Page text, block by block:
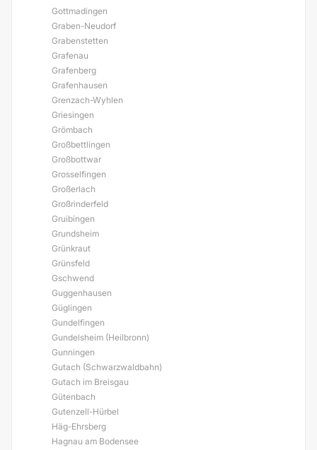
Gottmadingen
Graben-Neudorf
Grabenstetten
Grafenau
Grafenberg
Grafenhausen
Grenzach-Wyhlen
Griesingen
Grömbach
Großbettlingen
Großbottwar
Grosselfingen
Großerlach
Großrinderfeld
Gruibingen
Grundsheim
Grünkraut
Grünsfeld
Gschwend
Guggenhausen
Güglingen
Gundelfingen
Gundelsheim (Heilbronn)
Gunningen
Gutach (Schwarzwaldbahn)
Gutach im Breisgau
Gütenbach
Gutenzell-Hürbel
Häg-Ehrsberg
Hagnau am Bodensee